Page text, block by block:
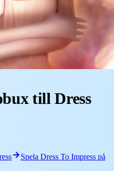
till Dress
Spela Dress To Impress på